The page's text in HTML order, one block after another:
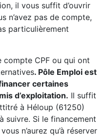
il vous suffit d’ouvrir
n’avez pas de compte,
particulièrement
compte CPF ou qui ont
. Pôle Emploi est
certaines
d’exploitation. Il suffit
à Héloup (61250)
suivre. Si le financement
n’aurez qu’à réserver